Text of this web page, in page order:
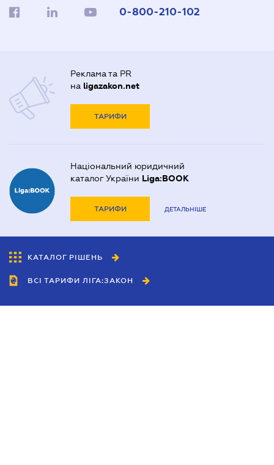
0-800-210-102
Реклама та PR
на ligazakon.net
ТАРИФИ
Національний юридичний
каталог України Liga:BOOK
ТАРИФИ ДЕТАЛЬНІШЕ
КАТАЛОГ РІШЕНЬ
ВСІ ТАРИФИ ЛІГА:ЗАКОН